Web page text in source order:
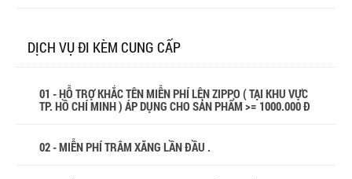
DỊCH VỤ ĐI KÈM CUNG CẤP
01 - HỖ TRỢ KHẮC TÊN MIỄN PHÍ LÊN ZIPPO ( TẠI KHU VỰC
TP. HỒ CHÍ MINH ) ÁP DỤNG CHO SẢN PHẨM >= 1000.000 Đ
02 - MIỄN PHÍ TRÂM XĂNG LẦN ĐẦU .